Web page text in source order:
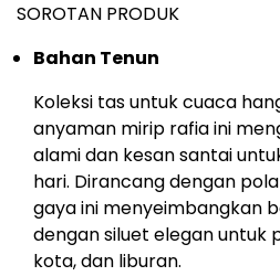
SOROTAN PRODUK
Bahan Tenun
Koleksi tas untuk cuaca
anyaman mirip rafia ini
alami dan kesan santai
hari. Dirancang dengan
gaya ini menyeimbangkan
dengan siluet elegan untuk
kota, dan liburan.